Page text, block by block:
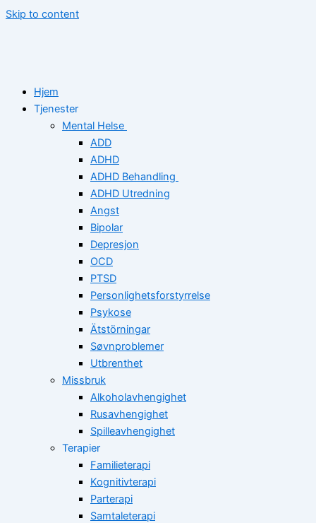
Skip to content
Hjem
Tjenester
Mental Helse
ADD
ADHD
ADHD Behandling
ADHD Utredning
Angst
Bipolar
Depresjon
OCD
PTSD
Personlighetsforstyrrelse
Psykose
Ätstörningar
Søvnproblemer
Utbrenthet
Missbruk
Alkoholavhengighet
Rusavhengighet
Spilleavhengighet
Terapier
Familieterapi
Kognitivterapi
Parterapi
Samtaleterapi